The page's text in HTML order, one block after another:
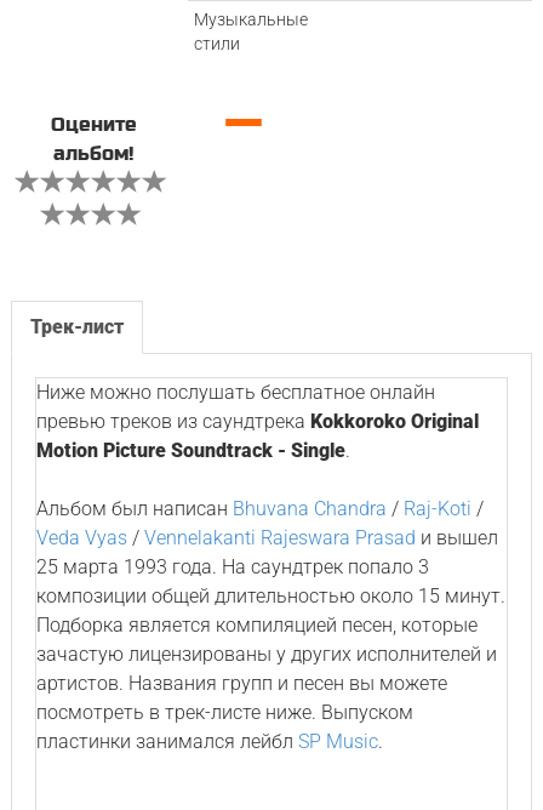
Музыкальные
стили
Оцените
альбом!
—
Трек-лист
Ниже можно послушать бесплатное онлайн
превью треков из саундтрека Kokkoroko Original
Motion Picture Soundtrack - Single.
Альбом был написан Bhuvana Chandra / Raj-Koti /
Veda Vyas/ Vennelakanti Rajeswara Prasad и вышел
25 марта 1993 года. На саундтрек попало 3
композиции общей длительностью около 15 минут.
Подборка является компиляцией песен, которые
зачастую лицензированы у других исполнителей и
артистов. Названия групп и песен вы можете
посмотреть в трек-листе ниже. Выпуском
пластинки занимался лейбл SP Music.